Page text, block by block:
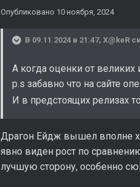
Опубликовано 10 ноября, 2024
В 09.11.2024 в 21:47, X@keR
А когда оценки от великих
p.s забавно что на сайте
И в предстоящих релизах
Драгон Ейдж вышел вполне
явно виден рост по
лучшую сторону, особенно